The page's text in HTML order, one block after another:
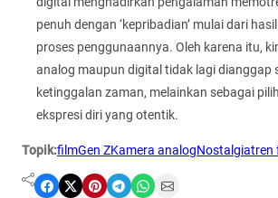
penuh dengan ‘kepribadian’ mulai dari
proses penggunaannya. Oleh karena itu,
analog maupun digital tidak lagi dianggap
ketinggalan zaman, melainkan sebagai
ekspresi diri yang otentik.
Topik:filmGen ZKamera analogNostalgiatren
Share on Facebook Share on X Share on Pinterest Share on Telegram Share on WhatsApp Share on Email